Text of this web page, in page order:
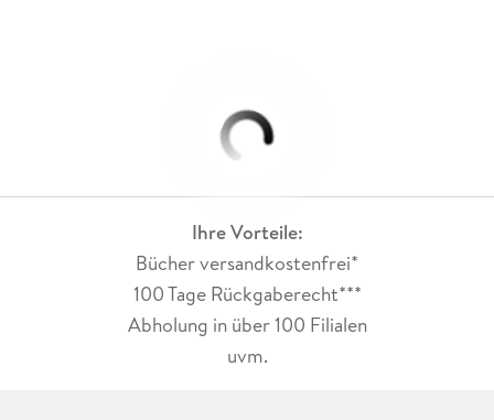
Ihre Vorteile:
Bücher versandkostenfrei*
100 Tage Rückgaberecht***
Abholung in über 100 Filialen
uvm.